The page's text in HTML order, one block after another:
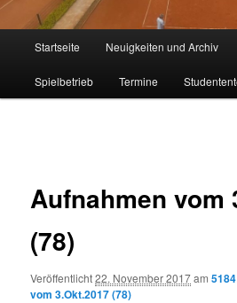
Startseite Neuigkeiten und Archiv
Spielbetrieb Termine
Aufnahmen vom
(78)
Veröffentlicht22. November 2017am
vom 3.Okt.2017 (78)